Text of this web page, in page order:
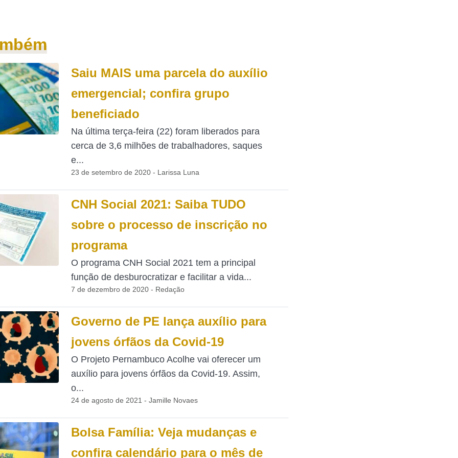
Saiu MAIS uma parcela do auxílio
emergencial; confira grupo
beneficiado
Na última terça-feira (22) foram liberados para
cerca de 3,6 milhões de trabalhadores, saques
e...
23 de setembro de 2020 - Larissa Luna
CNH Social 2021: Saiba TUDO
sobre o processo de inscrição no
programa
O programa CNH Social 2021 tem a principal
função de desburocratizar e facilitar a vida...
7 de dezembro de 2020 - Redação
Governo de PE lança auxílio para
jovens órfãos da Covid-19
O Projeto Pernambuco Acolhe vai oferecer um
auxílio para jovens órfãos da Covid-19. Assim,
o...
24 de agosto de 2021 - Jamille Novaes
Bolsa Família: Veja mudanças e
confira calendário para o mês de